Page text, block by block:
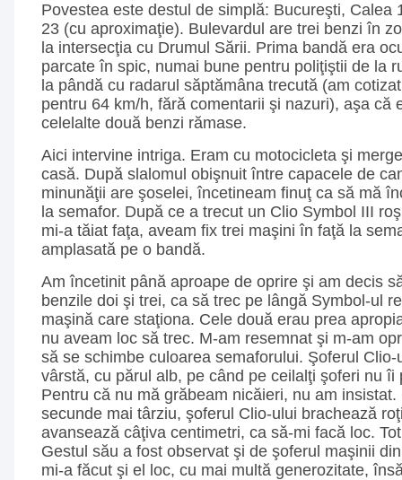
Povestea este destul de simplă: Bucureşti, Calea
23 (cu aproximaţie). Bulevardul are trei benzi în
la intersecţia cu Drumul Sării. Prima bandă era
parcate în spic, numai bune pentru poliţiştii de la
la pândă cu radarul săptămâna trecută (am
pentru 64 km/h, fără comentarii şi nazuri), aşa că
celelalte două benzi rămase.
Aici intervine intriga. Eram cu motocicleta şi
casă. După slalomul obişnuit între capacele de
minunăţii are şoselei, încetineam finuţ ca să mă
la semafor. După ce a trecut un Clio Symbol III
mi-a tăiat faţa, aveam fix trei maşini în faţă la
amplasată pe o bandă.
Am încetinit până aproape de oprire şi am decis
benzile doi şi trei, ca să trec pe lângă Symbol-ul
maşină care staţiona. Cele două erau prea
nu aveam loc să trec. M-am resemnat şi m-am
să se schimbe culoarea semaforului. Şoferul
vârstă, cu părul alb, pe când pe ceilalţi şoferi nu îi
Pentru că nu mă grăbeam nicăieri, nu am
secunde mai târziu, şoferul Clio-ului brachează
avansează câţiva centimetri, ca să-mi facă loc.
Gestul său a fost observat şi de şoferul maşinii
mi-a făcut şi el loc, cu mai multă generozitate,